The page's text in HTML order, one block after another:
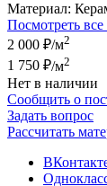
Материал:
Посмотреть все
2 000 ₽/м2
1 750 ₽/м2
Нет в наличии
Сообщить о
Задать вопрос
Рассчитать